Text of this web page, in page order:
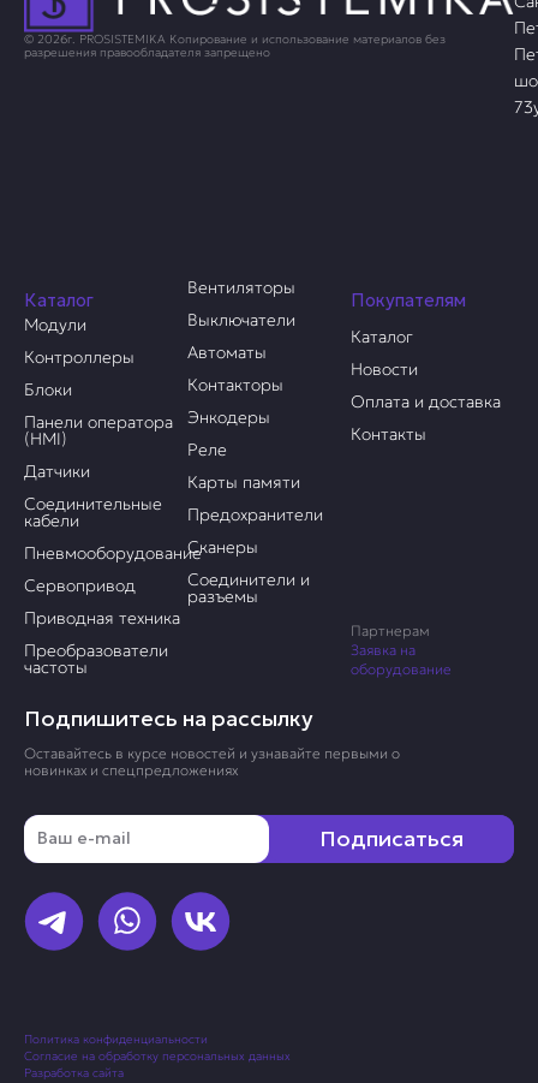
© 2026г. PROSISTEMIKA Копирование и использование материалов без
разрешения правообладателя запрещено
Подпишитесь на рассылку
Оставайтесь в курсе новостей и узнавайте первыми о
новинках и спецпредложениях
Email
Подписаться
Политика конфиденциальности
Согласие на обработку персональных данных
Разработка сайта
Каталог
Модули
Контроллеры
Блоки
Панели оператора
(HMI)
Датчики
Соединительные
кабели
Пневмооборудование
Сервопривод
Приводная техника
Преобразователи
частоты
Вентиляторы
Выключатели
Автоматы
Контакторы
Энкодеры
Реле
Карты памяти
Предохранители
Сканеры
Соединители и
разъемы
Покупателям
Каталог
Новости
Оплата и доставка
Контакты
Партнерам
Заявка на
оборудование